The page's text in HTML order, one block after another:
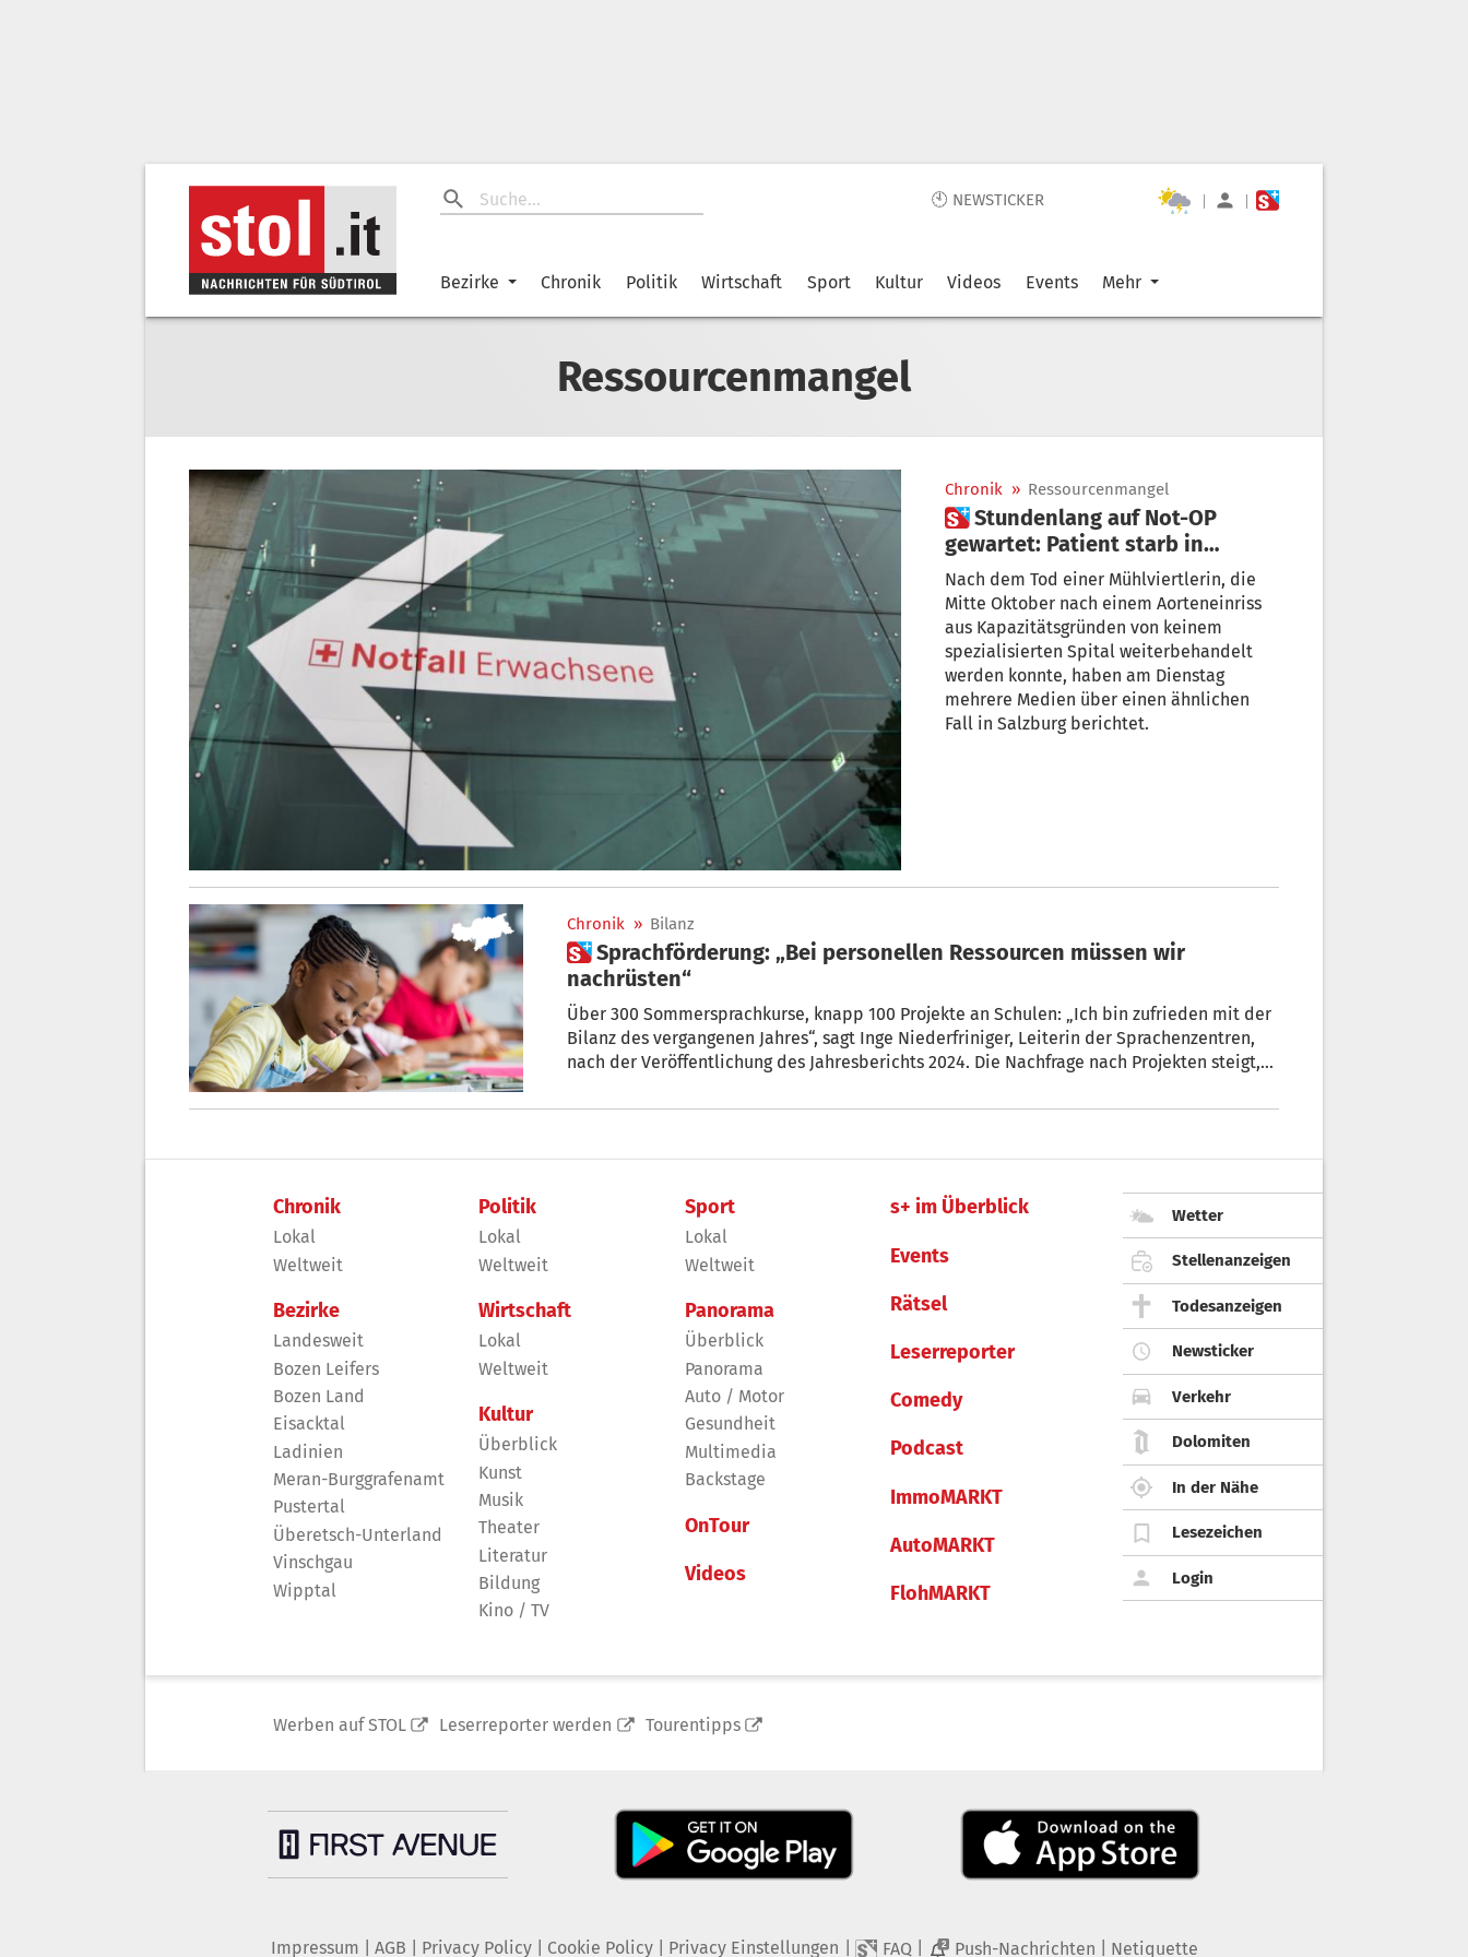
🕙 NEWSTICKER | |
Bezirke Chronik Politik Wirtschaft Sport Kultur Videos Events Mehr
Ressourcenmangel
Chronik » Ressourcenmangel
 Stundenlang auf Not-OP
gewartet: Patient starb in
Salzburg
Nach dem Tod einer Mühlviertlerin, die
Mitte Oktober nach einem Aorteneinriss
aus Kapazitätsgründen von keinem
spezialisierten Spital weiterbehandelt
werden konnte, haben am Dienstag
mehrere Medien über einen ähnlichen
Fall in Salzburg berichtet.
Chronik » Bilanz
 Sprachförderung: „Bei personellen Ressourcen müssen wir
nachrüsten“
Über 300 Sommersprachkurse, knapp 100 Projekte an Schulen: „Ich bin zufrieden mit der
Bilanz des vergangenen Jahres“, sagt Inge Niederfriniger, Leiterin der Sprachenzentren,
nach der Veröffentlichung des Jahresberichts 2024. Die Nachfrage nach Projekten steigt,
nachrüsten.“
Chronik
Lokal
Weltweit
Bezirke
Landesweit
Bozen Leifers
Bozen Land
Eisacktal
Ladinien
Meran-Burggrafenamt
Pustertal
Überetsch-Unterland
Vinschgau
Wipptal
Politik
Lokal
Weltweit
Wirtschaft
Lokal
Weltweit
Kultur
Überblick
Kunst
Musik
Theater
Literatur
Bildung
Kino / TV
Sport
Lokal
Weltweit
Panorama
Überblick
Panorama
Auto / Motor
Gesundheit
Multimedia
Backstage
OnTour
Videos
s+ im Überblick
Events
Rätsel
Leserreporter
Comedy
Podcast
ImmoMARKT
AutoMARKT
FlohMARKT
Wetter
Stellenanzeigen
Todesanzeigen
Newsticker
Verkehr
Dolomiten
In der Nähe
Lesezeichen
Login
Werben auf STOL Leserreporter werden Tourentipps
Impressum AGB Privacy Policy| Cookie Policy| Privacy Einstellungen FAQ 2 Push-Nachrichten Netiquette